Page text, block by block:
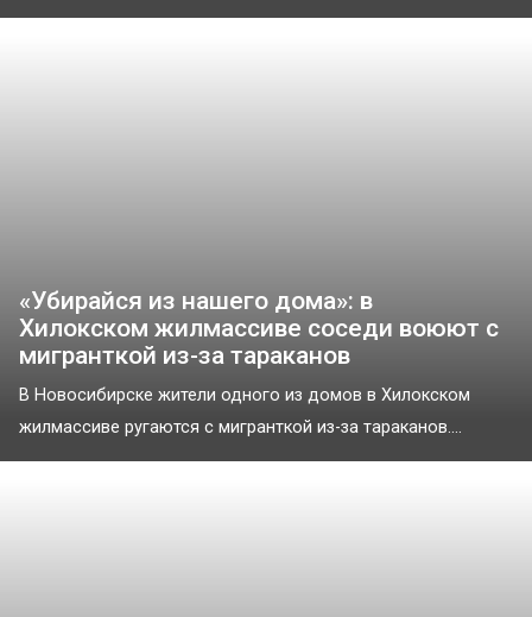
«Убирайся из нашего дома»: в
Хилокском жилмассиве соседи воюют с
мигранткой из-за тараканов
В Новосибирске жители одного из домов в Хилокском
жилмассиве ругаются с мигранткой из-за тараканов....